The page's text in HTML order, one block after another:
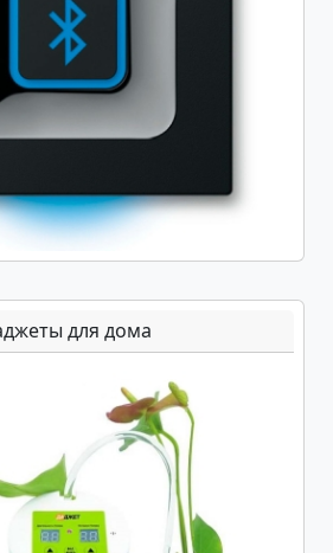
для дома